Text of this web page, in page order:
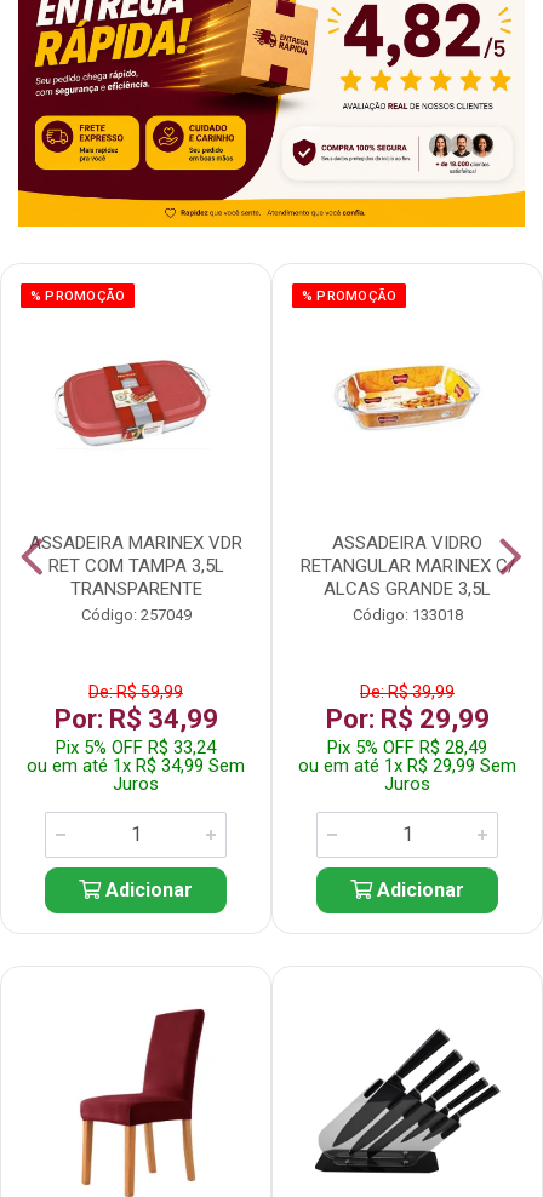
% PROMOÇÃO
ASSADEIRA MARINEX VDR
RET COM TAMPA 3,5L
TRANSPARENTE
Código: 257049
De: R$ 59,99
Por: R$ 34,99
Pix 5% OFF R$ 33,24
ou em até 1x R$ 34,99 Sem
Juros
Adicionar
% PROMOÇÃO
ASSADEIRA VIDRO
RETANGULAR MARINEX C/
ALCAS GRANDE 3,5L
Código: 133018
De: R$ 39,99
Por: R$ 29,99
Pix 5% OFF R$ 28,49
ou em até 1x R$ 29,99 Sem
Juros
Adicionar